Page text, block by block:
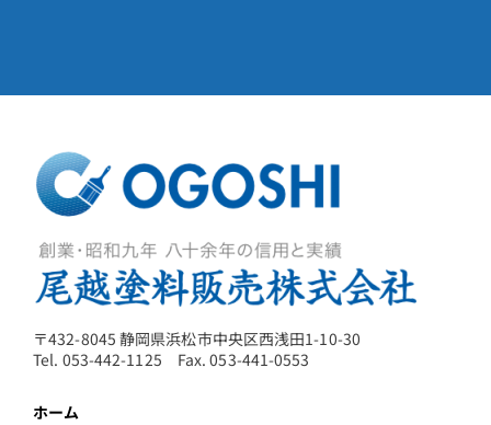
〒432-8045 静岡県浜松市中央区西浅田1-10-30
Tel. 053-442-1125 Fax. 053-441-0553
ホーム